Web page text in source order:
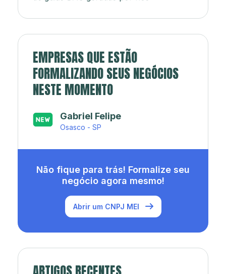
EMPRESAS QUE ESTÃO
FORMALIZANDO SEUS NEGÓCIOS
NESTE MOMENTO
Japa’s açaí e sorveteria
Rio de Janeiro - RJ
Não fique para trás! Formalize seu
negócio agora mesmo!
Abrir um CNPJ MEI